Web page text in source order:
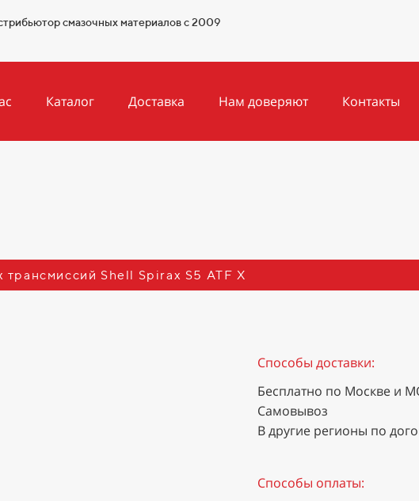
смазочных материалов с 2009
Каталог Доставка Нам доверяют Контакты
трансмиссий Shell Spirax S5 ATF X
Способы доставки:
Бесплатно по Москве и
Самовывоз
В другие регионы по
Способы оплаты: